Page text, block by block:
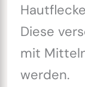
Diese
mit
werden.